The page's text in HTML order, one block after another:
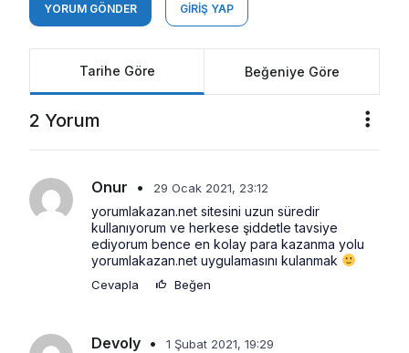
YORUM GÖNDER GIRIŞ YAP
Tarihe Göre Beğeniye Göre
2 Yorum
Onur • 29 Ocak 2021, 23:12
yorumlakazan.net sitesini uzun süredir
kullanıyorum ve herkese şiddetle tavsiye
ediyorum bence en kolay para kazanma yolu
yorumlakazan.net uygulamasını kulanmak
Cevapla Beğen
Devoly • 1 Şubat 2021, 19:29